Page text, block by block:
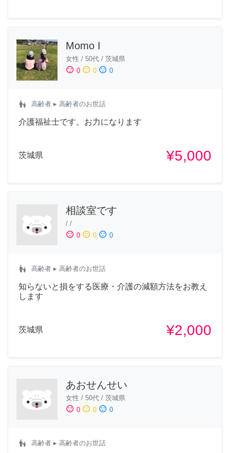
Momo I
女性 / 50代 / 茨城県
sentiment_satisfied 0 sentiment_neutral 0 sentiment_dissatisfied 0
escalator_warning 高齢者 ▸ 高齢者のお世話
介護福祉士です。お力になります
茨城県 ¥5,000
相談室です
/ /
sentiment_satisfied 0 sentiment_neutral 0 sentiment_dissatisfied 0
escalator_warning 高齢者 ▸ 高齢者のお世話
知らないと損をする医療・介護の減額方法をお教え
します
茨城県 ¥2,000
あおせんせい
女性 / 50代 / 茨城県
sentiment_satisfied 0 sentiment_neutral 0 sentiment_dissatisfied 0
escalator_warning 高齢者 ▸ 高齢者のお世話